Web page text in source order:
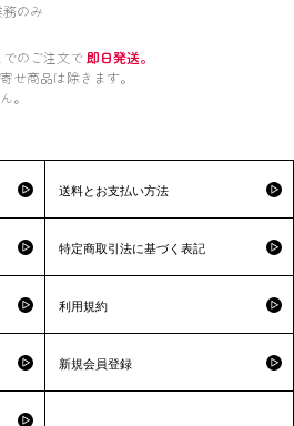
のみ
のご注文で 即日発送。
せ商品は除きます。
。
送料とお支払い方法
特定商取引法に基づく表記
利用規約
新規会員登録